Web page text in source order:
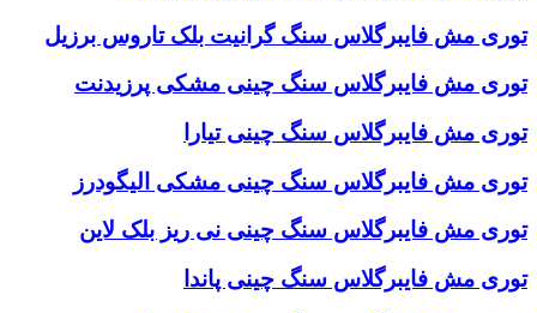
توری مش فایبرگلاس سنگ گرانیت بلک تاروس برزیل
توری مش فایبرگلاس سنگ چینی مشکی پرزیدنت
توری مش فایبرگلاس سنگ چینی تیارا
توری مش فایبرگلاس سنگ چینی مشکی الیگودرز
توری مش فایبرگلاس سنگ چینی نی ریز بلک لاین
توری مش فایبرگلاس سنگ چینی پاندا